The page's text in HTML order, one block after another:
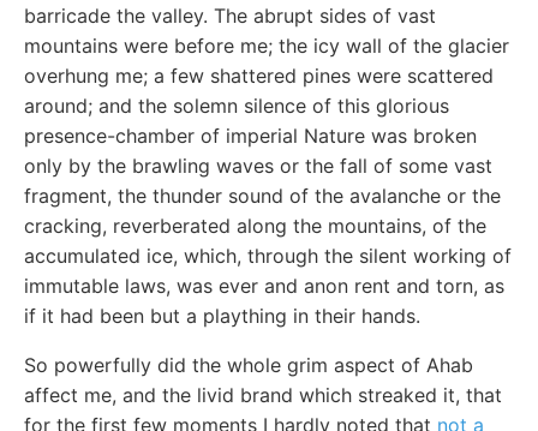
barricade the valley. The abrupt sides of vast
mountains were before me; the icy wall of the glacier
overhung me; a few shattered pines were scattered
around; and the solemn silence of this glorious
presence-chamber of imperial Nature was broken
only by the brawling waves or the fall of some vast
fragment, the thunder sound of the avalanche or the
cracking, reverberated along the mountains, of the
accumulated ice, which, through the silent working of
immutable laws, was ever and anon rent and torn, as
if it had been but a plaything in their hands.
So powerfully did the whole grim aspect of Ahab
affect me, and the livid brand which streaked it, that
for the first few moments I hardly noted that not a